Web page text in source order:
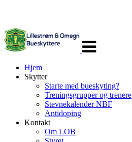
navigasjon
Hjem
Skytter
Starte med bueskyting?
Treningsgrupper og trenere
Stevnekalender NBF
Antidoping
Kontakt
Om LOB